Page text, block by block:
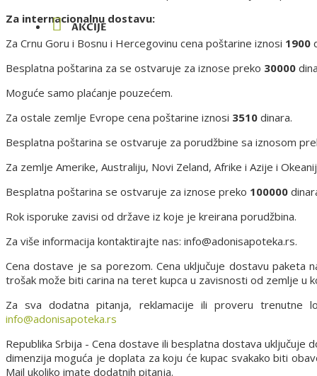
AKCIJE
Za internacionalnu dostavu:
Za Crnu Goru i Bosnu i Hercegovinu cena poštarine iznosi 1900
Besplatna poštarina za se ostvaruje za iznose preko 30000
Moguće samo plaćanje pouzećem.
Za ostale zemlje Evrope cena poštarine iznosi 3510 dinara.
Besplatna poštarina se ostvaruje za porudžbine sa iznosom
Za zemlje Amerike, Australiju, Novi Zeland, Afrike i Azije i
Besplatna poštarina se ostvaruje za iznose preko 100000
Rok isporuke zavisi od države iz koje je kreirana porudžbina.
Za više informacija kontaktirajte nas: info@adonisapoteka.rs.
Cena dostave je sa porezom. Cena uključuje dostavu paketa
trošak može biti carina na teret kupca u zavisnosti od zemlje u
Za sva dodatna pitanja, reklamacije ili proveru trenutne
info@adonisapoteka.rs
Republika Srbija - Cena dostave ili besplatna dostava
dimenzija moguća je doplata za koju će kupac svakako biti
Mail ukoliko imate dodatnih pitanja.